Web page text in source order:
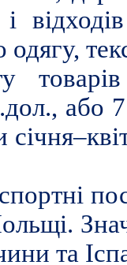
одягу,
або
та